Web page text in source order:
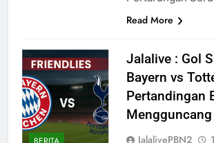
Read More
Jalalive : Gol
Bayern vs
Pertandingan
JalalivePBN2